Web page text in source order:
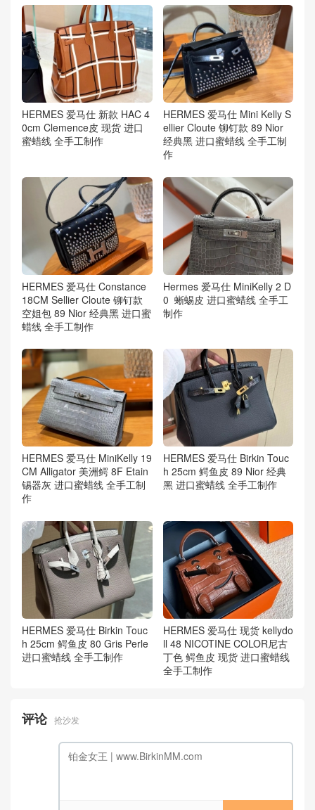
HERMES 爱马仕 新款 HAC 4
0cm Clemence皮 现货 进口
蜜蜡线 全手工制作
HERMES 爱马仕 Mini Kelly S
ellier Cloute 铆钉款 89 Nior
经典黑 进口蜜蜡线 全手工制
作
HERMES 爱马仕 Constance
18CM Sellier Cloute 铆钉款
空姐包 89 Nior 经典黑 进口蜜
蜡线 全手工制作
Hermes 爱马仕 MiniKelly 2 D
0 蜥蜴皮 进口蜜蜡线 全手工
制作
HERMES 爱马仕 MiniKelly 19
CM Alligator 美洲鳄 8F Etain
锡器灰 进口蜜蜡线 全手工制
作
HERMES 爱马仕 Birkin Touc
h 25cm 鳄鱼皮 89 Nior 经典
黑 进口蜜蜡线 全手工制作
HERMES 爱马仕 Birkin Touc
h 25cm 鳄鱼皮 80 Gris Perle
进口蜜蜡线 全手工制作
HERMES 爱马仕 现货 kellydo
ll 48 NICOTINE COLOR尼古
丁色 鳄鱼皮 现货 进口蜜蜡线
全手工制作
评论 抢沙发